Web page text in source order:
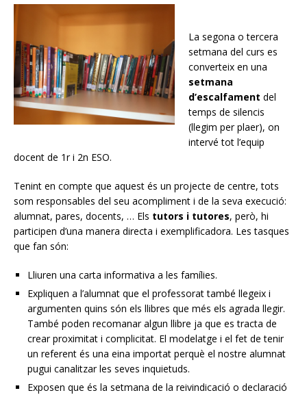
La segona o tercera
setmana del curs es
converteix en una
setmana
d’escalfament del
temps de silencis
(llegim per plaer), on
intervé tot l’equip
docent de 1r i 2n ESO.
Tenint en compte que aquest és un projecte de centre, tots
som responsables del seu acompliment i de la seva execució:
alumnat, pares, docents, … Els tutors i tutores, però, hi
participen d’una manera directa i exemplificadora. Les tasques
que fan són:
Lliuren una carta informativa a les famílies.
Expliquen a l’alumnat que el professorat també llegeix i
argumenten quins són els llibres que més els agrada llegir.
També poden recomanar algun llibre ja que es tracta de
crear proximitat i complicitat. El modelatge i el fet de tenir
un referent és una eina importat perquè el nostre alumnat
pugui canalitzar les seves inquietuds.
Exposen que és la setmana de la reivindicació o declaració